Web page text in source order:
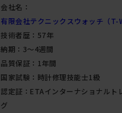
会社名：
有限会社テクニックスウォッチ（T-
技術者歴：57年
納期：3～4週間
品質保証：1年間
国家試験：時計修理技能士1級
認定証：ETAインターナショナルト
グ